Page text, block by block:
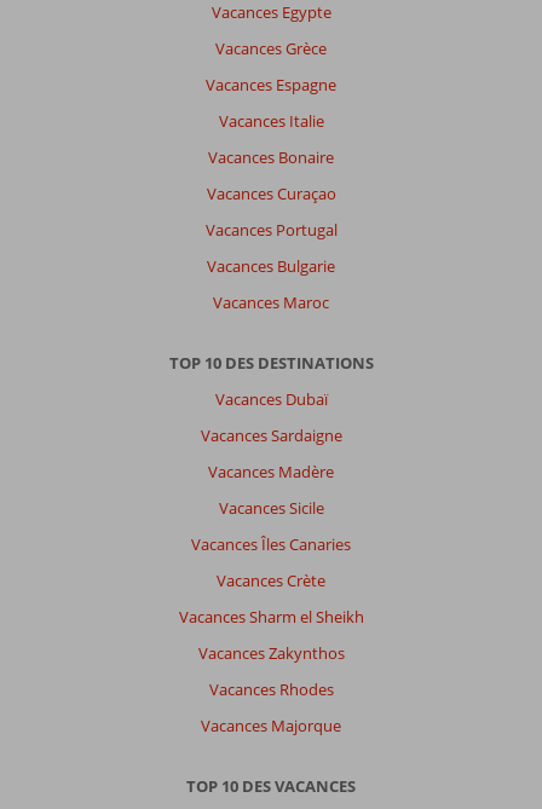
Vacances Egypte
Vacances Grèce
Vacances Espagne
Vacances Italie
Vacances Bonaire
Vacances Curaçao
Vacances Portugal
Vacances Bulgarie
Vacances Maroc
TOP 10 DES DESTINATIONS
Vacances Dubaï
Vacances Sardaigne
Vacances Madère
Vacances Sicile
Vacances Îles Canaries
Vacances Crète
Vacances Sharm el Sheikh
Vacances Zakynthos
Vacances Rhodes
Vacances Majorque
TOP 10 DES VACANCES